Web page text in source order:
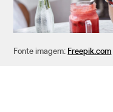
Fonte imagem: Freepik.com